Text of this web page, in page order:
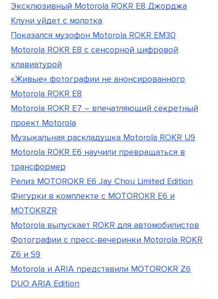
Эксклюзивный Motorola ROKR E8 Джорджа
Клуни уйдет с молотка
Показался музофон Motorola ROKR EM30
Motorola ROKR E8 с сенсорной цифровой
клавиатурой
«Живые» фотографии не анонсированного
Motorola ROKR E8
Motorola ROKR E7 – впечатляющий секретный
проект Motorola
Музыкальная раскладушка Motorola ROKR U9
Motorola ROKR E6 научили превращаться в
трансформер
Релиз MOTOROKR E6 Jay Chou Limited Edition
Фигурки в комплекте с MOTOROKR E6 и
MOTOKRZR
Motorola выпускает ROKR для автомобилистов
Фотографии с пресс-вечеринки Motorola ROKR
Z6 и S9
Motorola и ARIA представили MOTOROKR Z6
DUO ARIA Edition